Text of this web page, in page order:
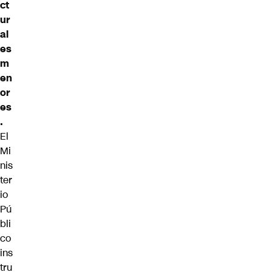
ct
ur
al
es
m
en
or
es
.
El
Mi
nis
ter
io
Pú
bli
co
ins
tru